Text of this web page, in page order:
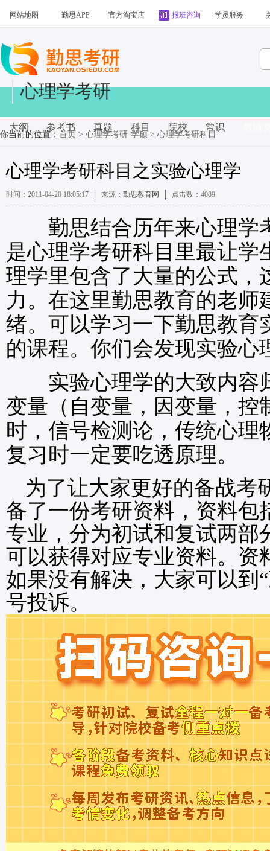
网站地图 勤思APP 官方淘宝店 报班咨询 学员服务
心理学考研
大纲 参考书 真题 科目 院校 常识
你当前的位置： 首页 > 心理学考研-学硕> 心理学考研科目
心理学考研科目之实验心理学
时间：2011-04-20 18:05:17 来源： 勤思教育网 点击数： 4089
勤思结合历年来心理学
是心理学考研科目里最让
理学里包含了大量的公式，
力。在这里勤思教育的老师
绪。可以学习一下勤思教育
的课程。你们会发现实验
实验心理学的大致内容
变量（自变量，因变量，控
时，信号检测论，传统心
复习时一定要吃透原理。
为了让大家更好的备战考
备了一份考研资料，资料包
专业，分为初试和复试两部
可以获得对应专业资料。资
如果没有解决，大家可以到
号投诉。